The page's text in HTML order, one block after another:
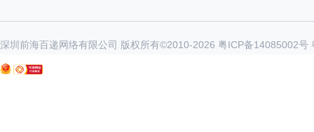
深圳前海百递网络有限公司 版权所有©2010-2026 粤ICP备14085002号